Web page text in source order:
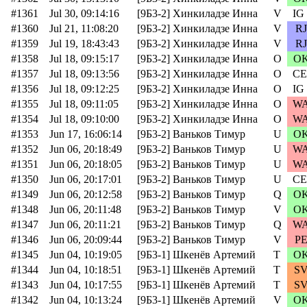
#1361
Jul 30, 09:14:16 [9Б3-2] Хинкиладзе Инна V
IG
#1360
Jul 21, 11:08:20 [9Б3-2] Хинкиладзе Инна V
RJ
#1359
Jul 19, 18:43:43 [9Б3-2] Хинкиладзе Инна V
RJ
#1358
Jul 18, 09:15:17 [9Б3-2] Хинкиладзе Инна O
#1357
Jul 18, 09:13:56 [9Б3-2] Хинкиладзе Инна O
CE
#1356
Jul 18, 09:12:25 [9Б3-2] Хинкиладзе Инна O
IG
#1355
Jul 18, 09:11:05 [9Б3-2] Хинкиладзе Инна O
#1354
Jul 18, 09:10:00 [9Б3-2] Хинкиладзе Инна O
#1353
Jun 17, 16:06:14 [9Б3-2] Ваньков Тимур U
#1352
Jun 06, 20:18:49 [9Б3-2] Ваньков Тимур U
#1351
Jun 06, 20:18:05 [9Б3-2] Ваньков Тимур U
#1350
Jun 06, 20:17:01 [9Б3-2] Ваньков Тимур U
CE
#1349
Jun 06, 20:12:58 [9Б3-2] Ваньков Тимур Q
#1348
Jun 06, 20:11:48 [9Б3-2] Ваньков Тимур V
#1347
Jun 06, 20:11:21 [9Б3-2] Ваньков Тимур Q
#1346
Jun 06, 20:09:44 [9Б3-2] Ваньков Тимур V
PE
#1345
Jun 04, 10:19:05 [9Б3-1] Шкенёв Артемий T
#1344
Jun 04, 10:18:51 [9Б3-1] Шкенёв Артемий T
#1343
Jun 04, 10:17:55 [9Б3-1] Шкенёв Артемий T
#1342
Jun 04, 10:13:24 [9Б3-1] Шкенёв Артемий V